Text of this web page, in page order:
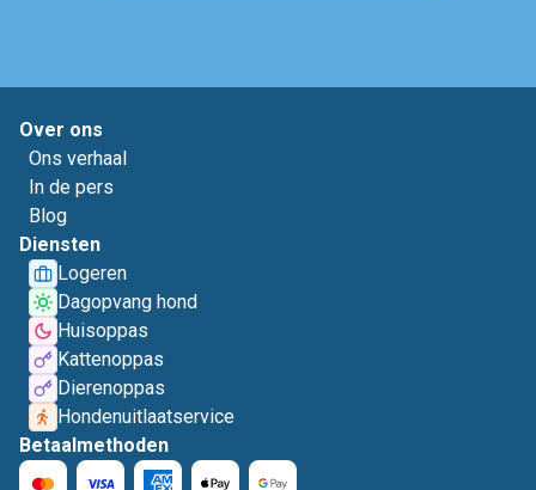
Over ons
Ons verhaal
In de pers
Blog
Diensten
Logeren
Dagopvang hond
Huisoppas
Kattenoppas
Dierenoppas
Hondenuitlaatservice
Betaalmethoden